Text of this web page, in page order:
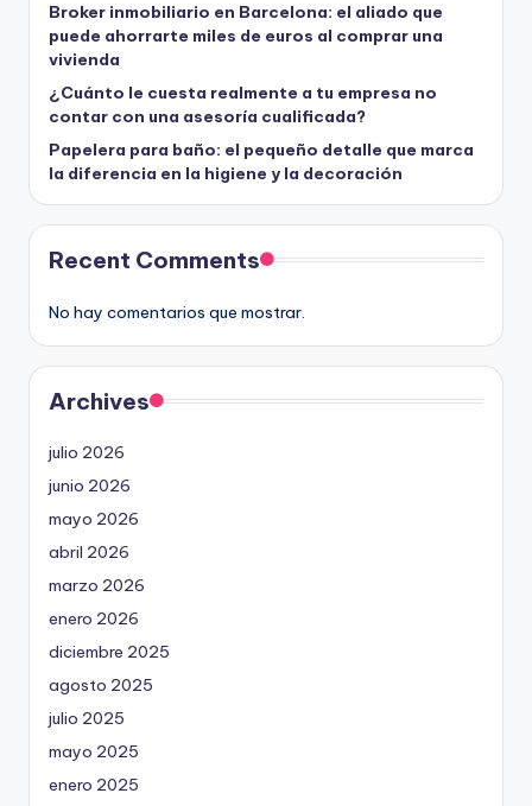
Broker inmobiliario en Barcelona: el aliado que
puede ahorrarte miles de euros al comprar una
vivienda
¿Cuánto le cuesta realmente a tu empresa no
contar con una asesoría cualificada?
Papelera para baño: el pequeño detalle que marca
la diferencia en la higiene y la decoración
Recent Comments
No hay comentarios que mostrar.
Archives
julio 2026
junio 2026
mayo 2026
abril 2026
marzo 2026
enero 2026
diciembre 2025
agosto 2025
julio 2025
mayo 2025
enero 2025